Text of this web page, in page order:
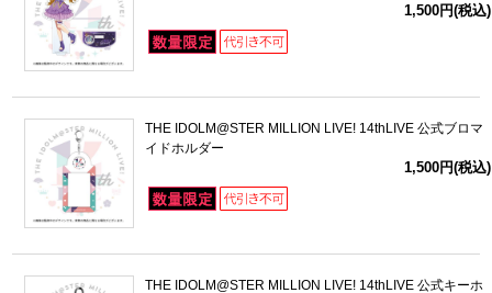
1,500円(税込)
THE IDOLM@STER MILLION LIVE! 14thLIVE 公式ブロマ
イドホルダー
1,500円(税込)
THE IDOLM@STER MILLION LIVE! 14thLIVE 公式キーホ